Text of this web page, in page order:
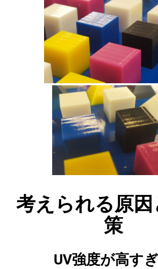
考えられる原因
策
UV強度が高す